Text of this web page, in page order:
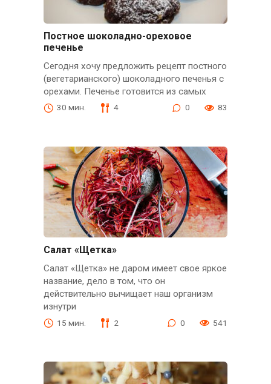
Постное шоколадно-ореховое
печенье
Сегодня хочу предложить рецепт постного
(вегетарианского) шоколадного печенья с
орехами. Печенье готовится из самых
30 мин. 4 0 83
Салат «Щетка»
Салат «Щетка» не даром имеет свое яркое
название, дело в том, что он
действительно вычищает наш организм
изнутри
15 мин. 2 0 541